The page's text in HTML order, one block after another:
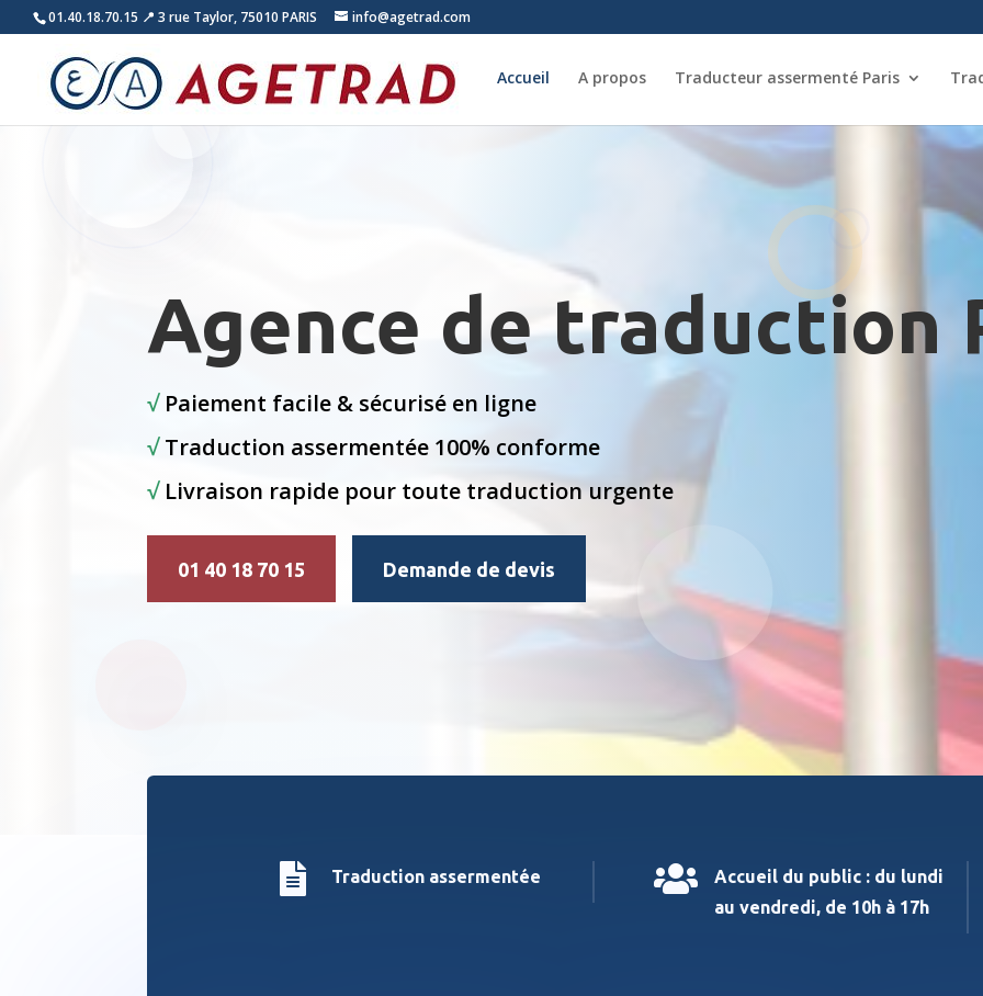
01.40.18.70.15 📍 3 rue Taylor, 75010 PARIS info@agetrad.com
Accueil A propos Traducteur assermenté Paris
Agence de traduction
√ Paiement facile & sécurisé en ligne
√Traduction assermentée 100% conforme
√ Livraison rapide pour toute traduction urgente
01 40 18 70 15 Demande de devis
 Traduction assermentée 
Accueil du public : du lundi
au vendredi, de 10h à 17h